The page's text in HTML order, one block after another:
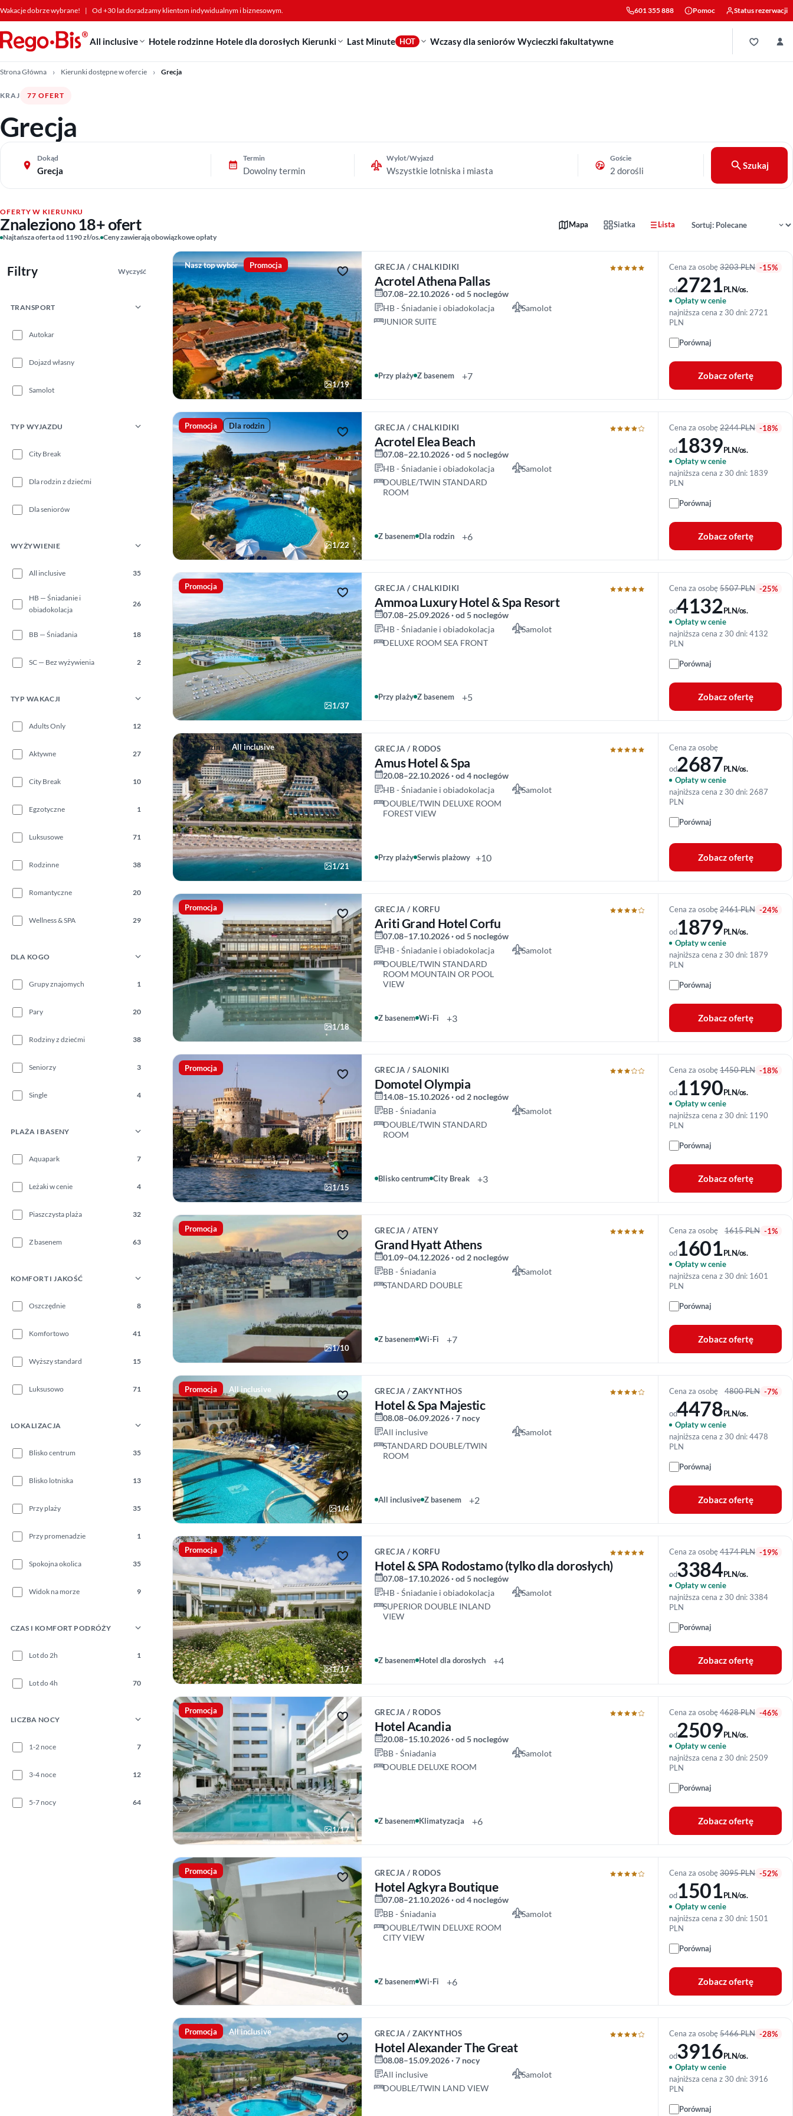
Przejdź do treści
Wakacje dobrze wybrane! | Od +30 lat doradzamy klientom indywidualnym i biznesowym. 601 355 888 Pomoc Status rezerwacji
All inclusive Hotele rodzinne Hotele dla dorosłych Kierunki Last Minute HOT Wczasy dla seniorów Wycieczki fakultatywne
Strona Główna Kierunki dostępne w ofercie Grecja
KRAJ 77 OFERT
Grecja
Dokąd
Grecja
Termin
Dowolny termin
Wylot/Wyjazd
Wszystkie lotniska i miasta
Goście
2 dorośli
Szukaj
OFERTY W KIERUNKU
Znaleziono 18+ ofert
Najtańsza oferta od 1190 zł/os. Ceny zawierają obowiązkowe opłaty
Mapa Siatka Lista
Filtry Wyczyść
TRANSPORT
Autokar
Dojazd własny
Samolot
TYP WYJAZDU
City Break
Dla rodzin z dziećmi
Dla seniorów
WYŻYWIENIE
All inclusive 35
HB — Śniadanie i
obiadokolacja
26
BB — Śniadania 18
SC — Bez wyżywienia 2
TYP WAKACJI
Adults Only 12
Aktywne 27
City Break 10
Egzotyczne 1
Luksusowe 71
Rodzinne 38
Romantyczne 20
Wellness & SPA 29
DLA KOGO
Grupy znajomych 1
Pary 20
Rodziny z dziećmi 38
Seniorzy 3
Single 4
PLAŻA I BASENY
Aquapark 7
Leżaki w cenie 4
Piaszczysta plaża 32
Z basenem 63
KOMFORT I JAKOŚĆ
Oszczędnie 8
Komfortowo 41
Wyższy standard 15
Luksusowo 71
LOKALIZACJA
Blisko centrum 35
Blisko lotniska 13
Przy plaży 35
Przy promenadzie 1
Spokojna okolica 35
Widok na morze 9
CZAS I KOMFORT PODRÓŻY
Lot do 2h 1
Lot do 4h 70
LICZBA NOCY
1-2 noce 7
3-4 noce 12
5-7 nocy 64
Nasz top wybór Promocja
1/19
GRECJA / CHALKIDIKI
Acrotel Athena Pallas
07.08–22.10.2026 · od 5 noclegów
HB - Śniadanie i obiadokolacja
Samolot
JUNIOR SUITE
Przy plaży Z basenem +7
Cena za osobę3203 PLN -15%
od2721PLN/os.
Opłaty w cenie
najniższa cena z 30 dni: 2721
PLN
Porównaj
Zobacz ofertę
Promocja Dla rodzin
1/22
GRECJA / CHALKIDIKI
Acrotel Elea Beach
07.08–22.10.2026 · od 5 noclegów
HB - Śniadanie i obiadokolacja
Samolot
DOUBLE/TWIN STANDARD
ROOM
Z basenem Dla rodzin +6
Cena za osobę2244 PLN -18%
od1839PLN/os.
Opłaty w cenie
najniższa cena z 30 dni: 1839
PLN
Porównaj
Zobacz ofertę
Promocja
1/37
GRECJA / CHALKIDIKI
Ammoa Luxury Hotel & Spa Resort
07.08–25.09.2026 · od 5 noclegów
HB - Śniadanie i obiadokolacja
Samolot
DELUXE ROOM SEA FRONT
Przy plaży Z basenem +5
Cena za osobę5507 PLN -25%
od4132PLN/os.
Opłaty w cenie
najniższa cena z 30 dni: 4132
PLN
Porównaj
Zobacz ofertę
Dla rodzin All inclusive
1/21
GRECJA / RODOS
Amus Hotel & Spa
20.08–22.10.2026 · od 4 noclegów
HB - Śniadanie i obiadokolacja
Samolot
DOUBLE/TWIN DELUXE ROOM
FOREST VIEW
Przy plaży Serwis plażowy +10
Cena za osobę
od2687PLN/os.
Opłaty w cenie
najniższa cena z 30 dni: 2687
PLN
Porównaj
Zobacz ofertę
Promocja
1/18
GRECJA / KORFU
Ariti Grand Hotel Corfu
07.08–17.10.2026 · od 5 noclegów
HB - Śniadanie i obiadokolacja
Samolot
DOUBLE/TWIN STANDARD
ROOM MOUNTAIN OR POOL
VIEW
Z basenem Wi-Fi +3
Cena za osobę2461 PLN -24%
od1879PLN/os.
Opłaty w cenie
najniższa cena z 30 dni: 1879
PLN
Porównaj
Zobacz ofertę
Promocja
1/15
GRECJA / SALONIKI
Domotel Olympia
14.08–15.10.2026 · od 2 noclegów
BB - Śniadania
Samolot
DOUBLE/TWIN STANDARD
ROOM
Blisko centrum City Break +3
Cena za osobę1450 PLN -18%
od1190PLN/os.
Opłaty w cenie
najniższa cena z 30 dni: 1190
PLN
Porównaj
Zobacz ofertę
Promocja
1/10
GRECJA / ATENY
Grand Hyatt Athens
01.09–04.12.2026 · od 2 noclegów
BB - Śniadania
Samolot
STANDARD DOUBLE
Z basenem Wi-Fi +7
Cena za osobę 1615 PLN -1%
od1601PLN/os.
Opłaty w cenie
najniższa cena z 30 dni: 1601
PLN
Porównaj
Zobacz ofertę
Promocja All inclusive
1/4
GRECJA / ZAKYNTHOS
Hotel & Spa Majestic
08.08–06.09.2026 · 7 nocy
All inclusive
Samolot
STANDARD DOUBLE/TWIN
ROOM
All inclusive Z basenem +2
Cena za osobę 4800 PLN -7%
od4478PLN/os.
Opłaty w cenie
najniższa cena z 30 dni: 4478
PLN
Porównaj
Zobacz ofertę
Promocja
1/17
GRECJA / KORFU
Hotel & SPA Rodostamo (tylko dla dorosłych)
07.08–17.10.2026 · od 5 noclegów
HB - Śniadanie i obiadokolacja
Samolot
SUPERIOR DOUBLE INLAND
VIEW
Z basenem Hotel dla dorosłych +4
Cena za osobę4174 PLN -19%
od3384PLN/os.
Opłaty w cenie
najniższa cena z 30 dni: 3384
PLN
Porównaj
Zobacz ofertę
Promocja
1/17
GRECJA / RODOS
Hotel Acandia
20.08–15.10.2026 · od 5 noclegów
BB - Śniadania
Samolot
DOUBLE DELUXE ROOM
Z basenem Klimatyzacja +6
Cena za osobę4628 PLN -46%
od2509PLN/os.
Opłaty w cenie
najniższa cena z 30 dni: 2509
PLN
Porównaj
Zobacz ofertę
Promocja
1/11
GRECJA / RODOS
Hotel Agkyra Boutique
07.08–21.10.2026 · od 4 noclegów
BB - Śniadania
Samolot
DOUBLE/TWIN DELUXE ROOM
CITY VIEW
Z basenem Wi-Fi +6
Cena za osobę3095 PLN -52%
od1501PLN/os.
Opłaty w cenie
najniższa cena z 30 dni: 1501
PLN
Porównaj
Zobacz ofertę
Promocja All inclusive GRECJA / ZAKYNTHOS
Hotel Alexander The Great
08.08–15.09.2026 · 7 nocy
All inclusive
Samolot
DOUBLE/TWIN LAND VIEW
Cena za osobę5466 PLN -28%
od3916PLN/os.
Opłaty w cenie
najniższa cena z 30 dni: 3916
PLN
Porównaj